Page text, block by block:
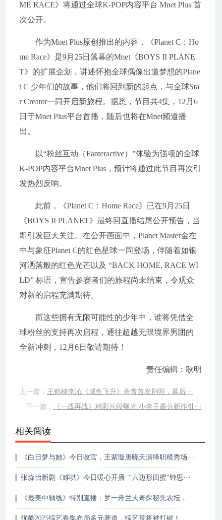
ME RACE》将通过全球K-POP内容平台 Mnet Plus 首
次公开。
作为Mnet Plus原创推出的内容，《Planet C：Ho
me Race》是9月25日落幕的Mnet《BOYS II PLANE
T》的扩展企划，讲述怀抱全球偶像出道梦想的Plane
t C 少年们的故事，他们将回到新的起点，与全球Sta
r Creator一同开启新旅程。据悉，节目共4集，12月6
日于Mnet Plus平台首播，随后也将在Mnet频道播
出。
以“粉丝互动（Fanteractive）”体验为强项的全球
K-POP内容平台Mnet Plus，预计将通过此节目再次引
发热烈反响。
此前，《Planet C：Home Race》已在9月25日
《BOYS II PLANET》最终回直播结尾公开预告，当
即引发巨大关注。在公开画面中，Planet Master金在
中与象征Planet C的红色星球一同登场，伴随着如银
河洒落般的红色光芒以及 “BACK HOME, RACE WI
LD” 标语，宣告参赛者们的旅程尚未结束，令观众
对新的启程充满期待。
而这些拥有无限可能性的少年中，谁将凭借全
球粉丝的支持再次启程，通往超越无限境界男团的
全新冲刺，12月6日敬请期待！
责任编辑：耿明
上一篇： 王鹤棣李沁《咸鱼飞升》杀青首发剧照，幕后···
下一篇：
《一战再战》精彩片段曝光 小李子高分新作引···
相关阅读
《白日梦与她》今日收官，王紫璇唐晓天演绎职模秀场···
张淼怡新剧《难哄》今日暖心开播 "六边形闺蜜"钟思···
《最美中轴线》特别直播：罗一舟兰天奇探秘先农坛，···
优酷2025综艺春集布局多元赛道，综艺荒将被打破！